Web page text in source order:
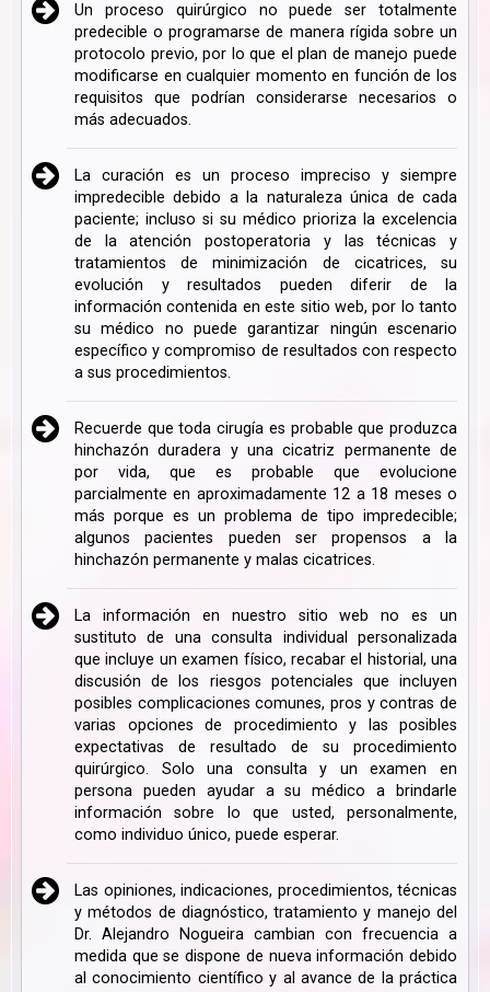
Un proceso quirúrgico no puede ser totalmente
predecible o programarse de manera rígida sobre un
protocolo previo, por lo que el plan de manejo puede
modificarse en cualquier momento en función de los
requisitos que podrían considerarse necesarios o
más adecuados.
La curación es un proceso impreciso y siempre
impredecible debido a la naturaleza única de cada
paciente; incluso si su médico prioriza la excelencia
de la atención postoperatoria y las técnicas y
tratamientos de minimización de cicatrices, su
evolución y resultados pueden diferir de la
información contenida en este sitio web, por lo tanto
su médico no puede garantizar ningún escenario
específico y compromiso de resultados con respecto
a sus procedimientos.
Recuerde que toda cirugía es probable que produzca
hinchazón duradera y una cicatriz permanente de
por vida, que es probable que evolucione
parcialmente en aproximadamente 12 a 18 meses o
más porque es un problema de tipo impredecible;
algunos pacientes pueden ser propensos a la
hinchazón permanente y malas cicatrices.
La información en nuestro sitio web no es un
sustituto de una consulta individual personalizada
que incluye un examen físico, recabar el historial, una
discusión de los riesgos potenciales que incluyen
posibles complicaciones comunes, pros y contras de
varias opciones de procedimiento y las posibles
expectativas de resultado de su procedimiento
quirúrgico. Solo una consulta y un examen en
persona pueden ayudar a su médico a brindarle
información sobre lo que usted, personalmente,
como individuo único, puede esperar.
Las opiniones, indicaciones, procedimientos, técnicas
y métodos de diagnóstico, tratamiento y manejo del
Dr. Alejandro Nogueira cambian con frecuencia a
medida que se dispone de nueva información debido
al conocimiento científico y al avance de la práctica